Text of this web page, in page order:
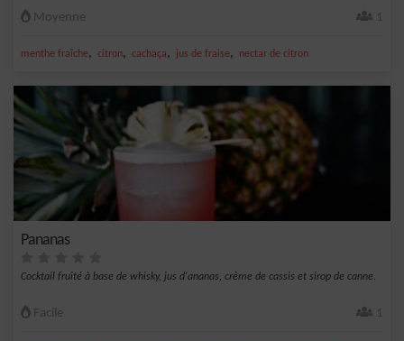
Moyenne 1
menthe fraîche, citron, cachaça, jus de fraise, nectar de citron
Pananas
Cocktail fruité à base de whisky, jus d'ananas, crème de cassis et sirop de canne.
Facile 1